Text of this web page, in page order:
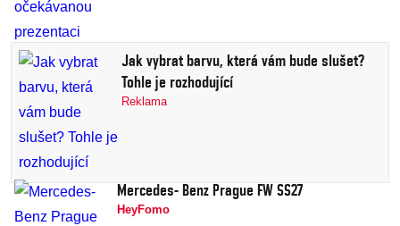
Jak vybrat barvu, která vám bude slušet?
Tohle je rozhodující
Reklama
Mercedes- Benz Prague FW SS27
HeyFomo